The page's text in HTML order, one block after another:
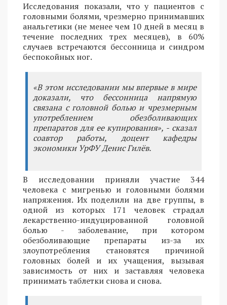
Исследования показали, что у пациентов с
головными болями, чрезмерно принимавших
анальгетики (не менее чем 10 дней в месяц в
течение последних трех месяцев), в 60%
случаев встречаются бессонница и синдром
беспокойных ног.
«В этом исследовании мы впервые в мире
доказали, что бессонница напрямую
связана с головной болью и чрезмерным
употреблением обезболивающих
препаратов для ее купирования», - сказал
соавтор работы, доцент кафедры
экономики УрФУ Денис Гилёв.
В исследовании приняли участие 344
человека с мигренью и головными болями
напряжения. Их поделили на две группы, в
одной из которых 171 человек страдал
лекарственно-индуцированной головной
болью - заболевание, при котором
обезболивающие препараты из-за их
злоупотребления становятся причиной
головных болей и их учащения, вызывая
зависимость от них и заставляя человека
принимать таблетки снова и снова.